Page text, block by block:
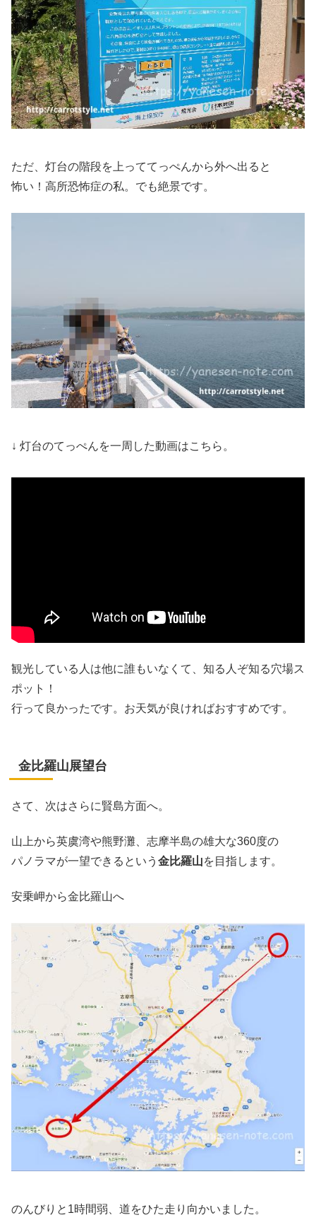
ただ、灯台の階段を上っててっぺんから外へ出ると
怖い！高所恐怖症の私。でも絶景です。
↓ 灯台のてっぺんを一周した動画はこちら。
観光している人は他に誰もいなくて、知る人ぞ知る穴場ス
ポット！
行って良かったです。お天気が良ければおすすめです。
金比羅山展望台
さて、次はさらに賢島方面へ。
山上から英虞湾や熊野灘、志摩半島の雄大な360度の
パノラマが一望できるという 金比羅山を目指します。
安乗岬から金比羅山へ
のんびりと1時間弱、道をひた走り向かいました。